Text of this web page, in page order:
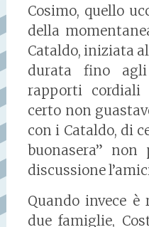
Cosimo, quello
della
Cataldo, iniziata
durata fino agli
rapporti
certo non
con i Cataldo, di
buonasera” non
discussione
Quando invece
due famiglie,